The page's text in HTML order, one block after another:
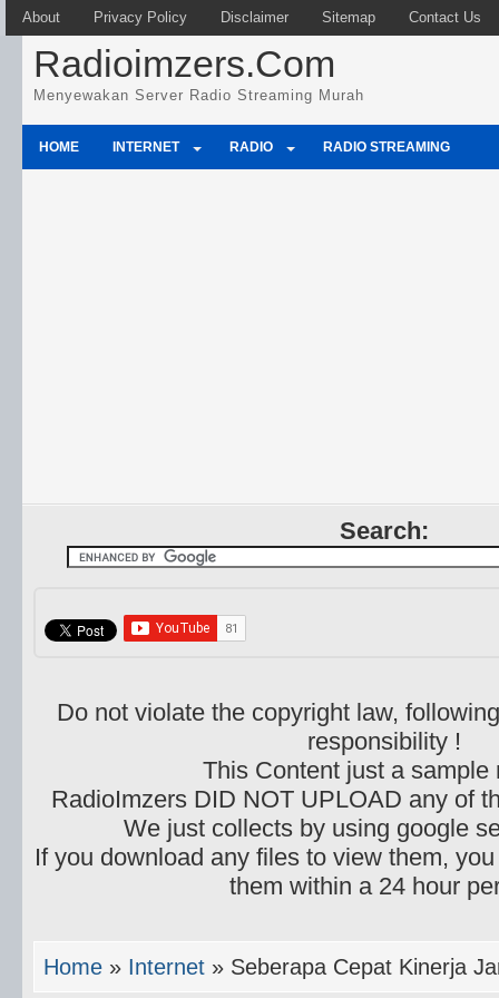
About Privacy Policy Disclaimer Sitemap Contact Us
Radioimzers.Com
Menyewakan Server Radio Streaming Murah
HOME INTERNET RADIO RADIO STREAMING
Search:
Do not violate the copyright law,
responsibility !
This Content just a sample
RadioImzers DID NOT UPLOAD any of
We just collects by using google
If you download any files to view them,
them within a 24 hour
Home » Internet » Seberapa Cepat Kinerja